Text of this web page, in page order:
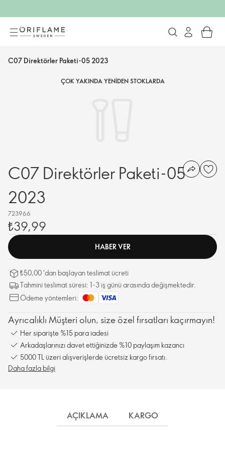
C07 Direktörler Paketi-05 2023
ÇOK YAKINDA YENIDEN STOKLARDA
C07 Direktörler Paketi-05
2023
723966
₺39,99
HABER VER
₺50,00 'dan başlayan teslimat ücreti
Tahmini teslimat süresi: 1-3 iş günü arasında değişmektedir.
Ödeme yöntemleri:
Ayrıcalıklı Müşteri olun, size özel fırsatları kaçırmayın!
Her siparişte %15 para iadesi
Arkadaşlarınızı davet ettiğinizde %10 paylaşım kazancı
5000 TL üzeri alışverişlerde ücretsiz kargo fırsatı.
Daha fazla bilgi
AÇIKLAMA KARGO